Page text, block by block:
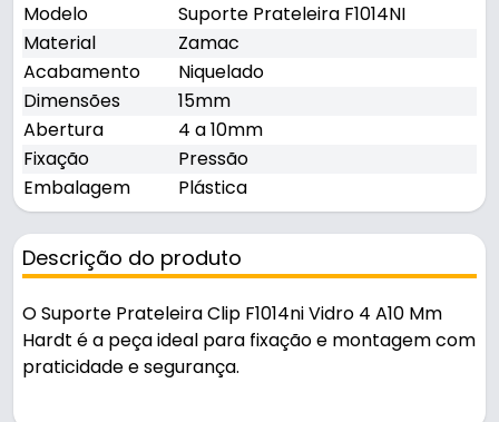
Modelo
Suporte Prateleira F1014NI
Material
Zamac
Acabamento
Niquelado
Dimensões
15mm
Abertura
4 a 10mm
Fixação
Pressão
Embalagem
Plástica
Descrição do produto
O Suporte Prateleira Clip F1014ni Vidro 4 A10 Mm
Hardt é a peça ideal para fixação e montagem com
praticidade e segurança.